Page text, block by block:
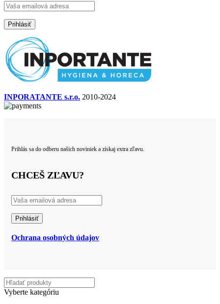
INPORATANTE s.r.o. 2010-2024
Prihlás sa do odberu našich noviniek a získaj extra zľavu.
CHCEŠ ZĽAVU?
Ochrana osobných údajov
Vyberte kategóriu